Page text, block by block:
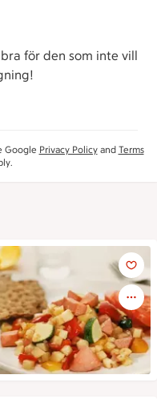
för den som inte vill
Google Privacy Policyand Terms